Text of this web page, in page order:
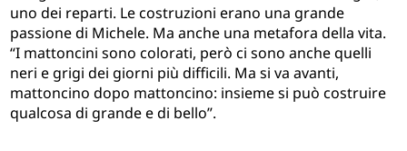
uno dei reparti. Le costruzioni erano una grande
passione di Michele. Ma anche una metafora della vita.
“I mattoncini sono colorati, però ci sono anche quelli
neri e grigi dei giorni più difficili. Ma si va avanti,
mattoncino dopo mattoncino: insieme si può costruire
qualcosa di grande e di bello”.